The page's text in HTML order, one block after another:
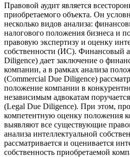
Правовой аудит является
приобретаемого объекта. Он
несколько видов анализа:
налогового положения бизнеса и
правовую экспертизу и оценку
собственности (ИС). Финансовый
Diligence) дает заключение о
компании, а в рамках анализа
(Commercial Due Diligence)
положение компании в
независимым адвокатам
(Legal Due Diligence). При этом,
компетентную оценку положения
выявляют все существующие
анализа интеллектуальной
рассматривается и оценивается
собственность приобретаемой